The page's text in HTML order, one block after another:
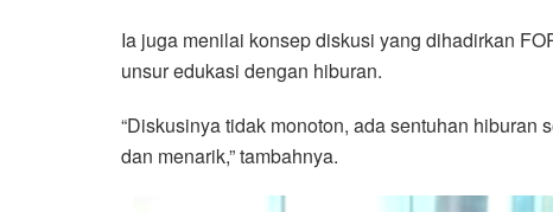
Ia juga menilai konsep diskusi yang dihadirkan
unsur edukasi dengan hiburan.
“Diskusinya tidak monoton, ada sentuhan hiburan
dan menarik,” tambahnya.